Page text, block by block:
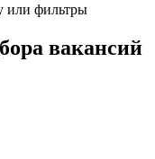
или фильтры
вакансий